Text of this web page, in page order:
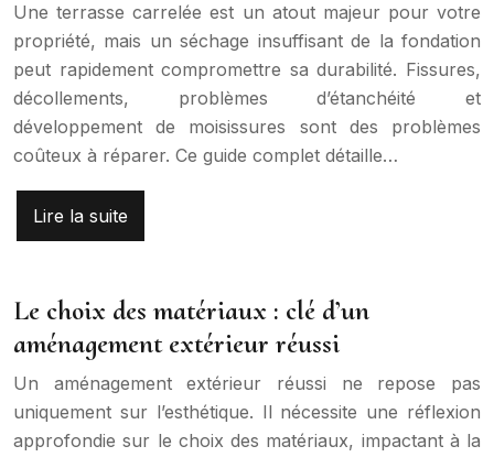
Une terrasse carrelée est un atout majeur pour votre
propriété, mais un séchage insuffisant de la fondation
peut rapidement compromettre sa durabilité. Fissures,
décollements, problèmes d’étanchéité et
développement de moisissures sont des problèmes
coûteux à réparer. Ce guide complet détaille…
Lire la suite
Le choix des matériaux : clé d’un
aménagement extérieur réussi
Un aménagement extérieur réussi ne repose pas
uniquement sur l’esthétique. Il nécessite une réflexion
approfondie sur le choix des matériaux, impactant à la